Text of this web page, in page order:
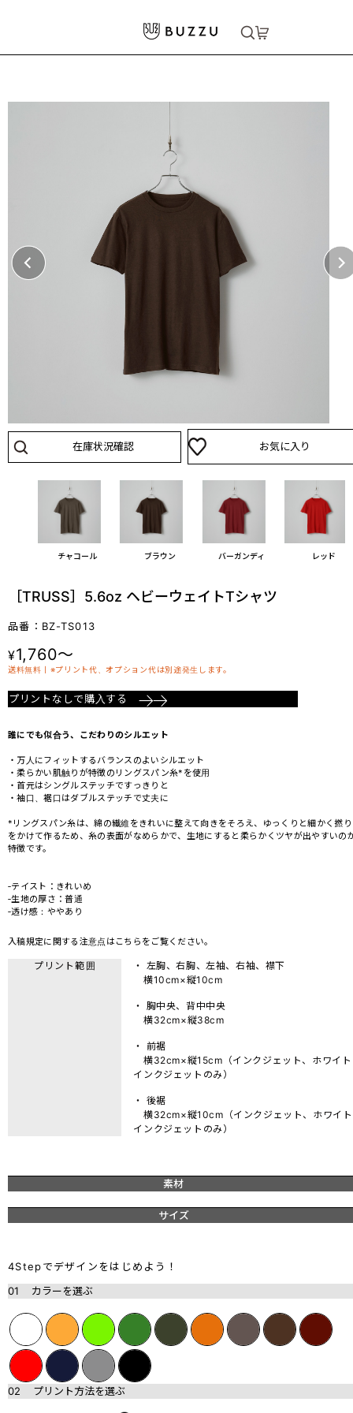
［TRUSS］5.6oz ヘビーウェイトTシャツ
在庫状況確認 お気に入り
チャコール ブラウン バーガンディ レッド
［TRUSS］5.6oz ヘビーウェイトTシャツ
品番：BZ-TS013
¥1,760～
送料無料丨※プリント代、オプション代は別途発生します。
プリントなしで購入する
誰にでも似合う、こだわりのシルエット
・万人にフィットするバランスのよいシルエット
・柔らかい肌触りが特徴のリングスパン糸*を使用
・首元はシングルステッチですっきりと
・袖口、裾口はダブルステッチで丈夫に
*リングスパン糸は、綿の繊維をきれいに整えて向きをそろえ、ゆっくりと細かく撚り
をかけて作るため、糸の表面がなめらかで、生地にすると柔らかくツヤが出やすいの
特徴です。
‐テイスト：きれいめ
‐生地の厚さ：普通
‐透け感：ややあり
入稿規定に関する注意点は こちら をご覧ください。
プリント範囲
・ 左胸、右胸、左袖、右袖、襟下
横10cm×縦10cm
・ 胸中央、背中中央
横32cm×縦38cm
・ 前裾
横32cm×縦15cm（インクジェット、ホワイト
インクジェットのみ）
・ 後裾
横32cm×縦10cm（インクジェット、ホワイト
インクジェットのみ）
素材
サイズ
4Stepでデザインをはじめよう！
01
カラーを選ぶ
02 プリント方法を選ぶ